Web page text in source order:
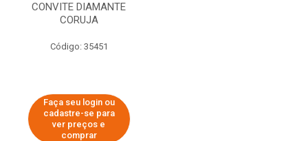
CONVITE DIAMANTE
CORUJA
Código: 35451
Faça seu login ou
cadastre-se para
ver preços e
comprar